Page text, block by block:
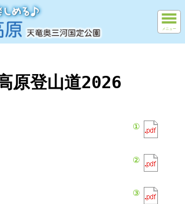
メニュー
原登山道2026
①
②
③